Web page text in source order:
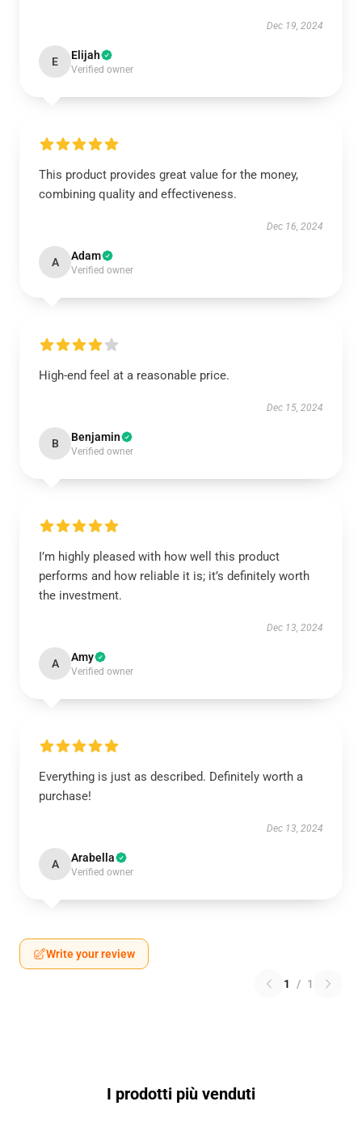
Dec 19, 2024
E Elijah
Verified owner
This product provides great value for the money,
combining quality and effectiveness.
Dec 16, 2024
A Adam
Verified owner
High-end feel at a reasonable price.
Dec 15, 2024
B Benjamin
Verified owner
I’m highly pleased with how well this product
performs and how reliable it is; it’s definitely worth
the investment.
Dec 13, 2024
A Amy
Verified owner
Everything is just as described. Definitely worth a
purchase!
Dec 13, 2024
A Arabella
Verified owner
Write your review
1 / 1
I prodotti più venduti